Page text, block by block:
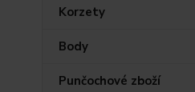
Korzety
Body
Punčochové zboží